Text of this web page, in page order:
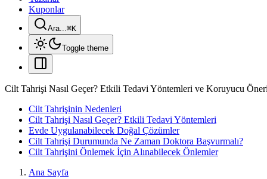
Kuponlar
Ara...⌘K
Toggle theme
Cilt Tahrişi Nasıl Geçer? Etkili Tedavi Yöntemleri ve Koruyucu
Cilt Tahrişinin Nedenleri
Cilt Tahrişi Nasıl Geçer? Etkili Tedavi Yöntemleri
Evde Uygulanabilecek Doğal Çözümler
Cilt Tahrişi Durumunda Ne Zaman Doktora Başvurmalı?
Cilt Tahrişini Önlemek İçin Alınabilecek Önlemler
Ana Sayfa